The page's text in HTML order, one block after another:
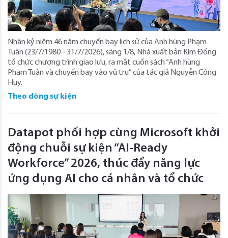
Nhân kỷ niệm 46 năm chuyến bay lịch sử của Anh hùng Phạm
Tuân (23/7/1980 - 31/7/2026), sáng 1/8, Nhà xuất bản Kim Đồng
tổ chức chương trình giao lưu, ra mắt cuốn sách “Anh hùng
Phạm Tuân và chuyến bay vào vũ trụ” của tác giả Nguyễn Công
Huy.
Theo dòng sự kiện
Datapot phối hợp cùng Microsoft khởi
động chuỗi sự kiện “AI-Ready
Workforce” 2026, thúc đẩy năng lực
ứng dụng AI cho cá nhân và tổ chức